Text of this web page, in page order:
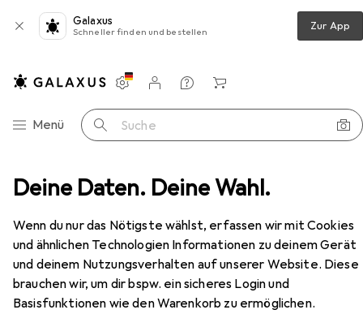
Deine Daten. Deine Wahl.
Wenn du nur das Nötigste wählst, erfassen wir mit Cookies
und ähnlichen Technologien Informationen zu deinem Gerät
und deinem Nutzungsverhalten auf unserer Website. Diese
brauchen wir, um dir bspw. ein sicheres Login und
Basisfunktionen wie den Warenkorb zu ermöglichen.
Galaxus
Schneller finden und bestellen Zur App
Navigation nach Kategorien
Menü Suche
Einstellungen
Kundenkonto
Vergleichslisten
Merklisten
Warenkorb
Wandern Wanderschuhe Brütting Stiefel
EUR
79,94
BrüttingStiefel
12 Grössen